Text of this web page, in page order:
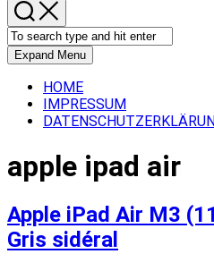
Expand Menu
HOME
IMPRESSUM
apple ipad air
Apple iPad Air M3
Gris sidéral